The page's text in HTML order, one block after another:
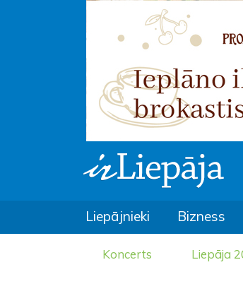
Liepājnieki Bizness
Koncerts Liepāja